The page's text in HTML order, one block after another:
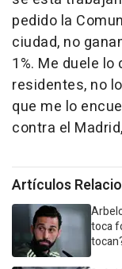
pedido la
ciudad, no
1%. Me duele
residentes, no
que me lo
contra el
Artículos
toca